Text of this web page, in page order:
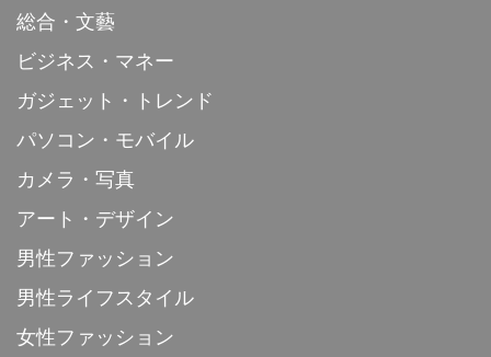
総合・文藝
ビジネス・マネー
ガジェット・トレンド
パソコン・モバイル
カメラ・写真
アート・デザイン
男性ファッション
男性ライフスタイル
女性ファッション